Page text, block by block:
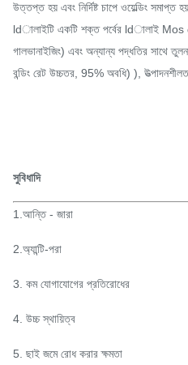
উত্তপ্ত হয় এবং নির্দিষ্ট চাপে ওয়েল্ডিং সমাপ্ত
ldালাইটি একটি শক্ত পর্বের ldালাই Mos
গালভানাইজিং) এবং অন্যান্য পদ্ধতির সাথে
বন্ডিং রেট উচ্চতর, 95% অবধি) ),
সুবিধাদি
1.আন্তি - জারা
2.অ্যান্টি-পরা
3. কম যোগাযোগের প্রতিরোধের
4. উচ্চ স্থায়িত্ব
5. ছাই জমে রোধ করার ক্ষমতা